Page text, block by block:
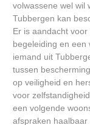
volwassene wel wil
Tubbergen kan
Er is aandacht
begeleiding en een
iemand uit
tussen
op veiligheid en
voor
een volgende
afspraken